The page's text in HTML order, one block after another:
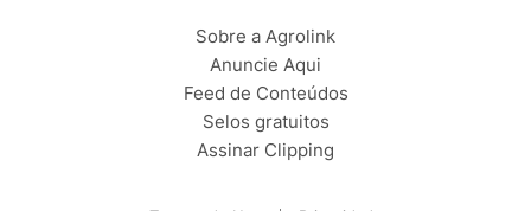
Sobre a Agrolink
Anuncie Aqui
Feed de Conteúdos
Selos gratuitos
Assinar Clipping